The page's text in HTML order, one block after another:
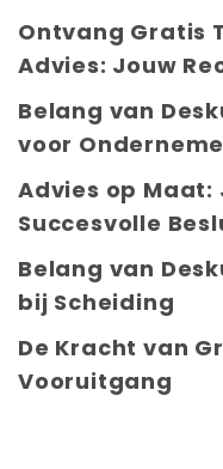
Ontvang Gratis
Advies: Jouw
Belang van
voor
Advies op
Succesvolle
Belang van
bij Scheiding
De Kracht van
Vooruitgang